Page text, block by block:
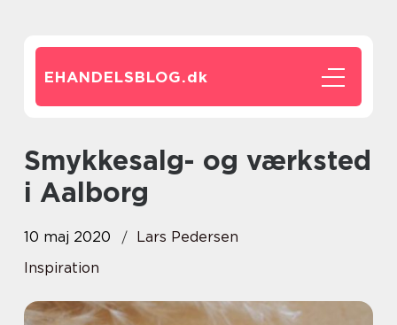
EHANDELSBLOG.dk
Smykkesalg- og værksted
i Aalborg
10 maj 2020
Lars Pedersen
Inspiration